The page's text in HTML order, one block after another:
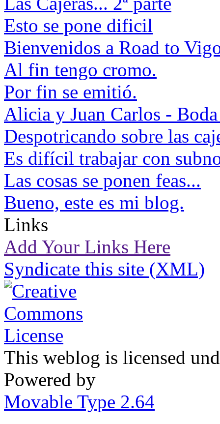
Esto se pone dificil
Bienvenidos a Road to
Al fin tengo cromo.
Por fin se emitió.
Alicia y Juan Carlos -
Despotricando sobre las
Es difícil trabajar con
Las cosas se ponen feas...
Bueno, este es mi blog.
Links
Add Your Links Here
Syndicate this site (XML)
This weblog is licensed
Powered by
Movable Type 2.64